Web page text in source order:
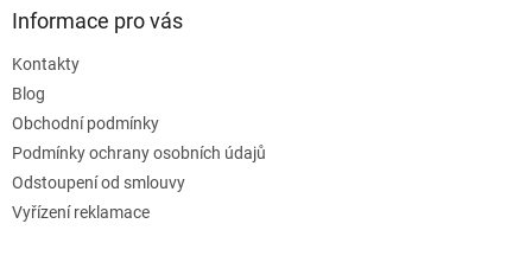
Informace pro vás
Kontakty
Blog
Obchodní podmínky
Podmínky ochrany osobních údajů
Odstoupení od smlouvy
Vyřízení reklamace